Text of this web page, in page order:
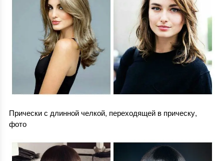
Прически с длинной челкой, переходящей в прическу,
фото